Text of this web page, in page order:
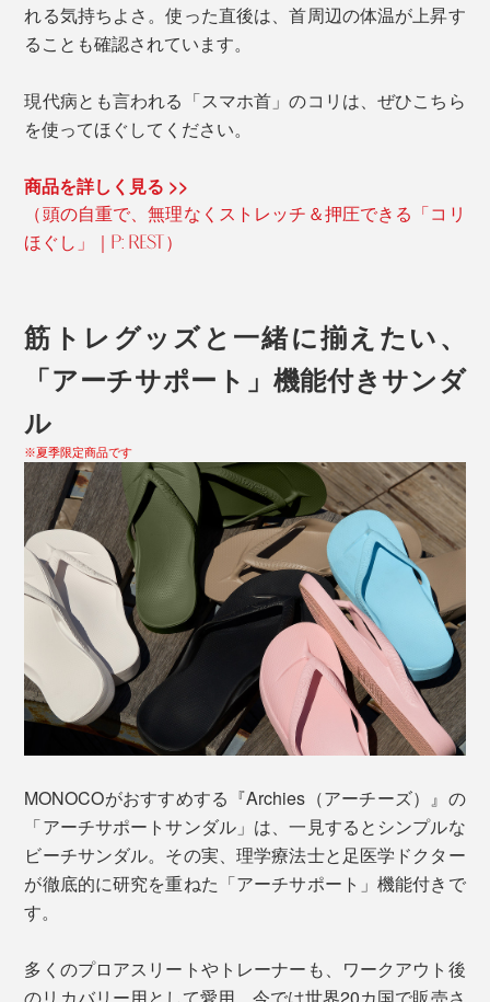
れる気持ちよさ。使った直後は、首周辺の体温が上昇す
ることも確認されています。
現代病とも言われる「スマホ首」のコリは、ぜひこちら
を使ってほぐしてください。
商品を詳しく見る >>
（頭の自重で、無理なくストレッチ＆押圧できる「コリ
ほぐし」｜P: REST）
筋トレグッズと一緒に揃えたい、
「アーチサポート」機能付きサンダ
ル
※夏季限定商品です
MONOCOがおすすめする『Archies（アーチーズ）』の
「アーチサポートサンダル」は、一見するとシンプルな
ビーチサンダル。その実、理学療法士と足医学ドクター
が徹底的に研究を重ねた「アーチサポート」機能付きで
す。
多くのプロアスリートやトレーナーも、ワークアウト後